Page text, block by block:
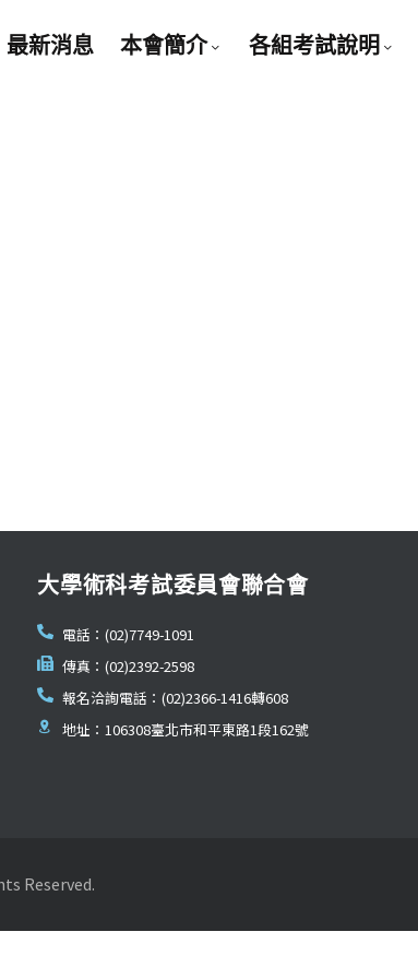
最新消息 本會簡介 各組考試說明
大學術科考試委員會聯合會
電話：(02)7749-1091
傳真：(02)2392-2598
報名洽詢電話：(02)2366-1416轉608
地址：106308臺北市和平東路1段162號
Reserved.